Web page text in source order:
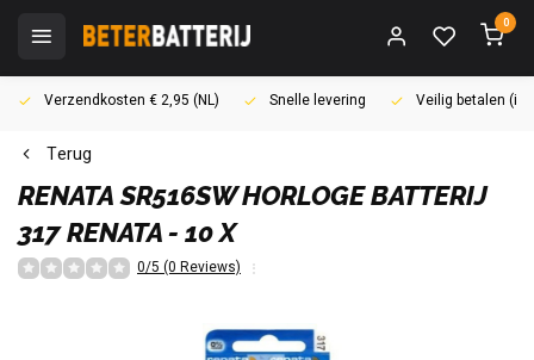
0
Verzendkosten € 2,95 (NL) Snelle levering Veilig betalen
Terug
RENATA SR516SW HORLOGE BATTERIJ
317 RENATA - 10 X
0/5 (0 Reviews)